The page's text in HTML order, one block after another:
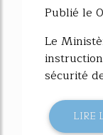
Publié le
Le
sécurité
LIRE